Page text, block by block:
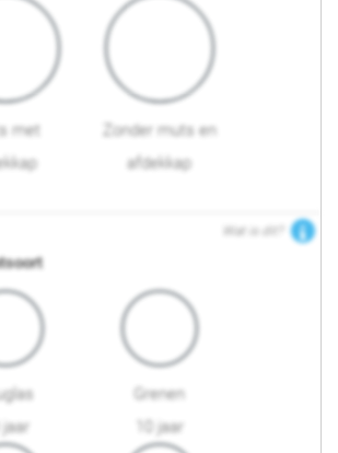
met
Zonder muts en
afdekkap
Wat is dit?
jaar
Grenen
10 jaar